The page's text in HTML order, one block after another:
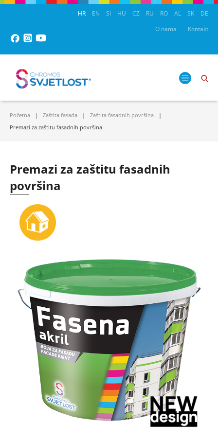
HR EN SI HU CZ RU RO AL SK
DE
O nama
Kontakt
Početna Zaštita fasada
Zaštita fasadnih površina
Premazi za zaštitu fasadnih površina
Premazi za zaštitu fasadnih
površina